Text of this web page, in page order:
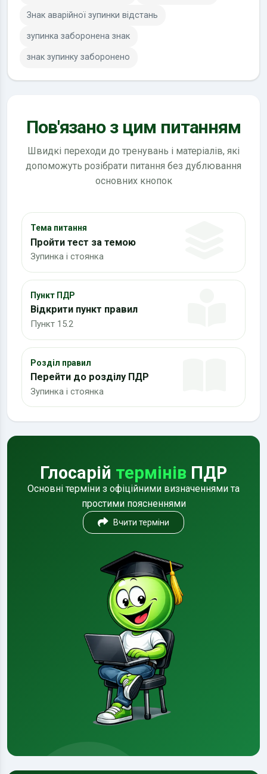
Знак аварійної зупинки відстань
зупинка заборонена знак
знак зупинку заборонено
Пов'язано з цим питанням
Швидкі переходи до тренувань і матеріалів, які
допоможуть розібрати питання без дублювання
основних кнопок
Тема питання
Пройти тест за темою
Зупинка і стоянка
Пункт ПДР
Відкрити пункт правил
Пункт 15.2
Розділ правил
Перейти до розділу ПДР
Зупинка і стоянка
Глосарій термінів ПДР
Основні терміни з офіційними визначеннями та
простими поясненнями
Вчити терміни